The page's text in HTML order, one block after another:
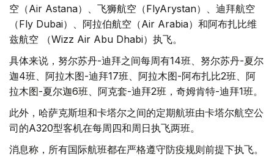
空（Air Astana）、飞狮航空（FlyArystan）、迪拜航空
（Fly Dubai）、阿拉伯航空（Air Arabia）和阿布扎比维
兹航空 （Wizz Air Abu Dhabi）执飞。
具体来说，努尔苏丹-迪拜之间每周有14班、努尔苏丹-夏尔
迦4班、阿拉木图-迪拜17班、阿拉木图-阿布扎比2班、阿
拉木图-夏尔迦6班、阿克套-迪拜2班，奇姆肯特-迪拜1班。
此外，哈萨克斯坦和卡塔尔之间的定期航班由卡塔尔航空公
司的А320型客机在每周四和周日执飞两班。
消息称，所有国际航班都在严格遵守防疫规则前提下执飞。